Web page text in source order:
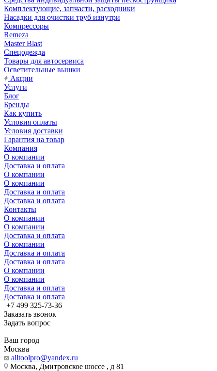
Комплектующие, запчасти, расходники
Насадки для очистки труб изнутри
Компрессоры
Remeza
Master Blast
Спецодежда
Товары для автосервиса
Осветительные вышки
Акции
Услуги
Блог
Бренды
Как купить
Условия оплаты
Условия доставки
Гарантия на товар
Компания
О компании
Доставка и оплата
О компании
О компании
Доставка и оплата
Доставка и оплата
Контакты
О компании
О компании
Доставка и оплата
О компании
Доставка и оплата
Доставка и оплата
О компании
О компании
Доставка и оплата
Доставка и оплата
+7 499 325-73-36
Заказать звонок
Задать вопрос
Ваш город
Москва
alltoolpro@yandex.ru
Москва, Дмитровское шоссе , д 81